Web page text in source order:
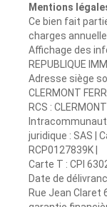
Mentions
Ce bien fait
charges
Affichage des
REPUBLIQUE
Adresse siège
CLERMONT
RCS :
juridique : SAS |
RCP0127839K |
Carte T : CPI
Date de
Rue Jean Claret